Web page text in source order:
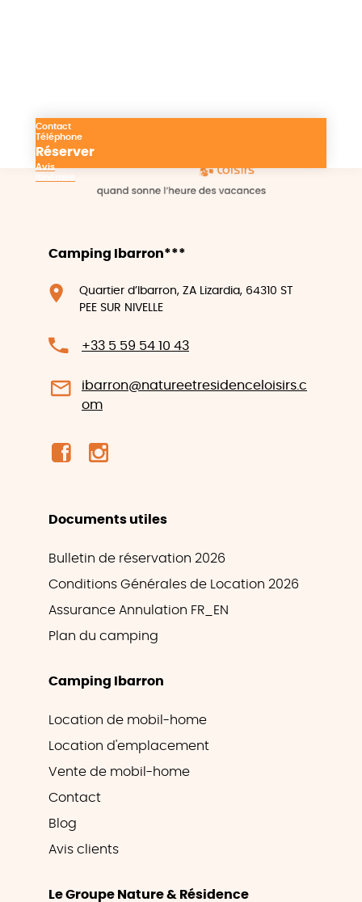
Contact
Téléphone
Réserver
Avis
Camping Ibarron***
Quartier d’Ibarron, ZA Lizardia, 64310 ST
PEE SUR NIVELLE
+33 5 59 54 10 43
ibarron@natureetresidenceloisirs.c
om
Documents utiles
Bulletin de réservation 2026
Conditions Générales de Location 2026
Assurance Annulation FR_EN
Plan du camping
Camping Ibarron
Location de mobil-home
Location d'emplacement
Vente de mobil-home
Contact
Blog
Avis clients
Le Groupe Nature & Résidence